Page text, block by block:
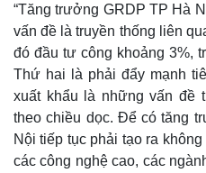
Quan sát
Cuộc sống đó đây
Hồ sơ
“Tăng trưởng GRDP TP Hà
vấn đề là truyền thống liên
đó đầu tư công khoảng 3%,
Thứ hai là phải đẩy mạnh
xuất khẩu là những vấn đề
theo chiều dọc. Để có tăng
Nội tiếp tục phải tạo ra
các công nghệ cao, các